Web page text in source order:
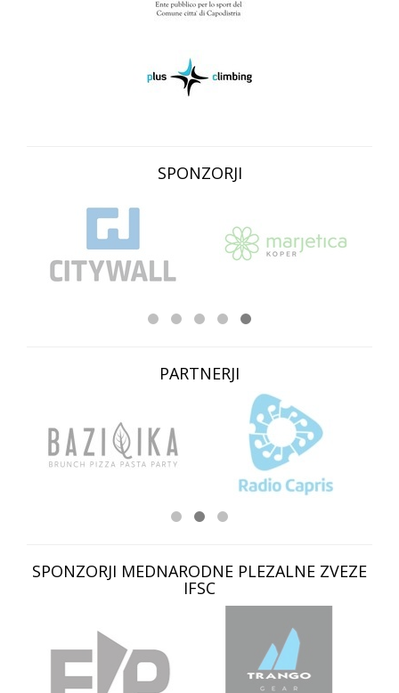
SPONZORJI
PARTNERJI
SPONZORJI MEDNARODNE PLEZALNE ZVEZE
IFSC